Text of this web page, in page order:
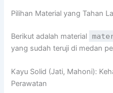
Pilihan Material yang Tahan
Berikut adalah material
yang sudah teruji di medan
Kayu Solid (Jati, Mahoni):
Perawatan